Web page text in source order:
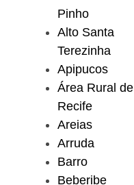
Pinho
Alto Santa
Terezinha
Apipucos
Área Rural de
Recife
Areias
Arruda
Barro
Beberibe